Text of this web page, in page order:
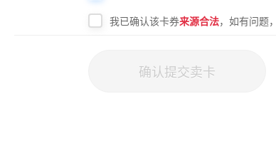
我已确认该卡券来源合法，如有问题
确认提交卖卡